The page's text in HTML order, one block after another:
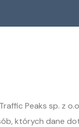
Peaks sp. z
których dane